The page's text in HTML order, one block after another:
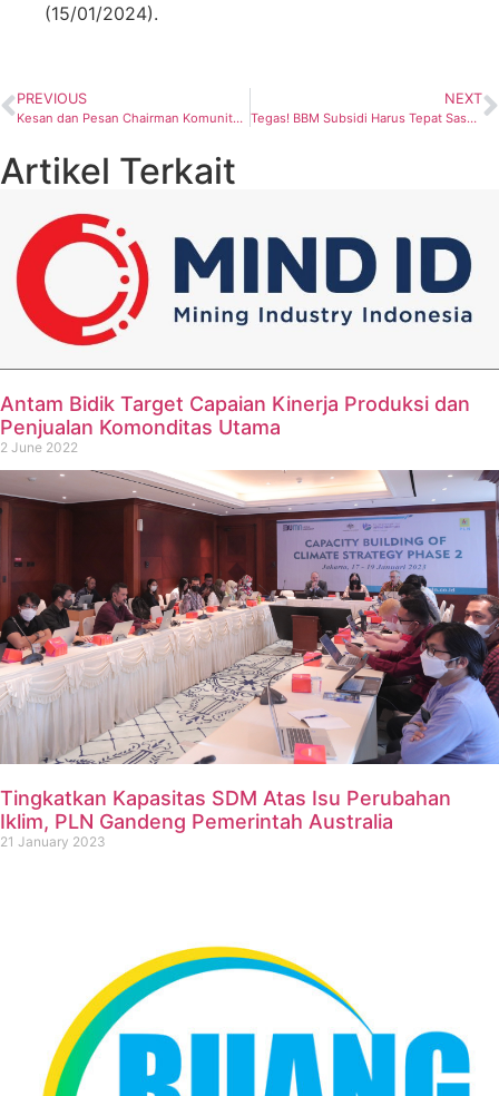
(15/01/2024).
PREVIOUS
Kesan dan Pesan Chairman Komunitas Migas Indonesia (KMI) untuk Tutuka Ariadji Saat Menjadi Dirjen Migas
NEXT
Tegas! BBM Subsidi Harus Tepat Sasaran untuk Gerakkan Roda Perekonomian Bangsa
Artikel Terkait
Antam Bidik Target Capaian Kinerja Produksi dan
Penjualan Komonditas Utama
2 June 2022
Tingkatkan Kapasitas SDM Atas Isu Perubahan
Iklim, PLN Gandeng Pemerintah Australia
21 January 2023